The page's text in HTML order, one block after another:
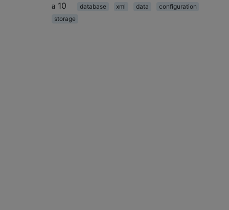
10
database xml data
configuration
storage